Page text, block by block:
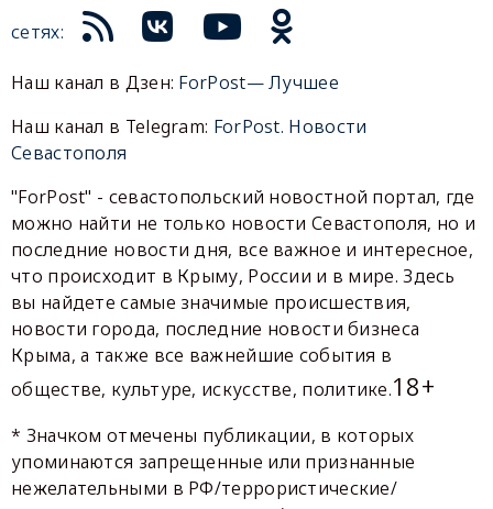
сетях:
Наш канал в Дзен: ForPost— Лучшее
Наш канал в Telegram: ForPost. Новости
Севастополя
"ForPost" - севастопольский новостной портал, где
можно найти не только новости Севастополя, но и
последние новости дня, все важное и интересное,
что происходит в Крыму, России и в мире. Здесь
вы найдете самые значимые происшествия,
новости города, последние новости бизнеса
Крыма, а также все важнейшие события в
обществе, культуре, искусстве, политике.18+
* Значком отмечены публикации, в которых
упоминаются запрещенные или признанные
нежелательными в РФ/террористические/